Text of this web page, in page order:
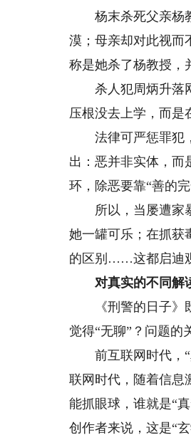
杨末杀死父亲杨教
漠；母亲却对此视而
称是她杀了杨教授，
杀人犯周炳升落网
压根没去上学，而
法律可严惩罪犯，
出：恶并非实体，而
环，除恶要靠“善的完
所以，当屡遭家暴
她一罐可乐；在抓获
的区别……这都启迪
对真实的不同解
《刑警的日子》既
觉得“无聊”？问题的
前互联网时代，“
联网时代，随着信息
能抓眼球，谁就是“
创作者来说，这是“玄